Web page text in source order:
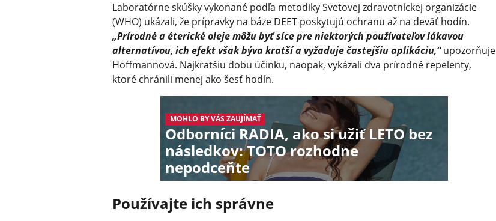
Laboratórne skúšky vykonané podľa metodiky Svetovej zdravotníckej organizácie
(WHO) ukázali, že prípravky na báze DEET poskytujú ochranu až na deväť hodín.
„Prírodné a éterické oleje môžu byť síce pre niektorých používateľov lákavou
alternatívou, ich efekt však býva kratší a vyžaduje častejšiu aplikáciu,“upozorňuje
Hoffmannová. Najkratšiu dobu účinku, naopak, vykázali dva prírodné repelenty,
ktoré chránili menej ako šesť hodín.
MOHLO BY VÁS ZAUJÍMAŤ
Odborníci RADIA, ako si užiť LETO bez
následkov: TOTO rozhodne
nepodceňte
Používajte ich správne